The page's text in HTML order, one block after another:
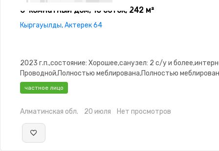
6-комнатный дом, 10 соток, 242 м²
Кыргауылды, Актерек 64
2023 г.п.,состояние: Хорошее,санузел: 2 с/у и
Проводной,Полностью меблирована,Полностью
3.2,Видеонаблюдение,Пластиковые
окна,Навес,Баня,Сад,Хозпостройки,Мангальная
частное лицо
Алматинская обл. 20 июля Нет просмотров